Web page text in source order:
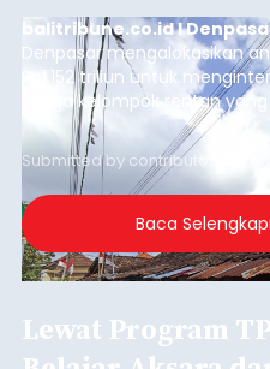
balitribune.co.id I
Denpasar mengalokasikan
Rp1,152 triliun untuk
warga kelompok rentan
garis kemiskinan. Langkah
guna menjaga masyarakat
kelompok desil 5 dan 6
merosot ke kategori miskin.
Submitted by contributor
Baca
Lewat Program